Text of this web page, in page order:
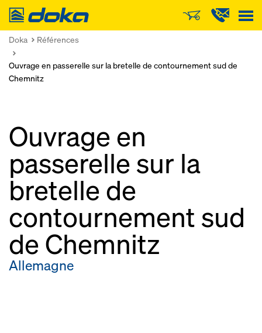
Doka
Doka Références
Ouvrage en passerelle sur la bretelle de contournement sud de
Chemnitz
Ouvrage en
passerelle sur la
bretelle de
contournement sud
de Chemnitz
Allemagne